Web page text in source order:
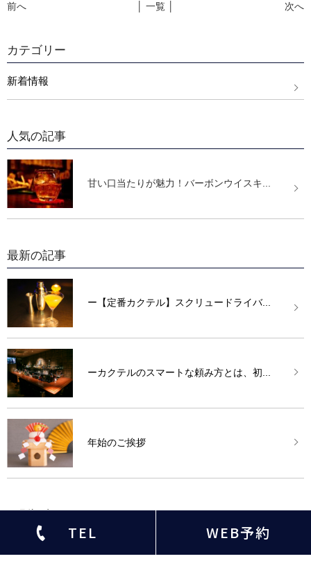
前へ 次へ
│ 一覧 │
カテゴリー
新着情報
人気の記事
甘い口当たりが魅力！バーボンウイスキ...
最新の記事
ー【定番カクテル】スクリュードライバ...
ーカクテルのスマートな頼み方とは、初...
年始のご挨拶
月別記事
TEL WEB予約